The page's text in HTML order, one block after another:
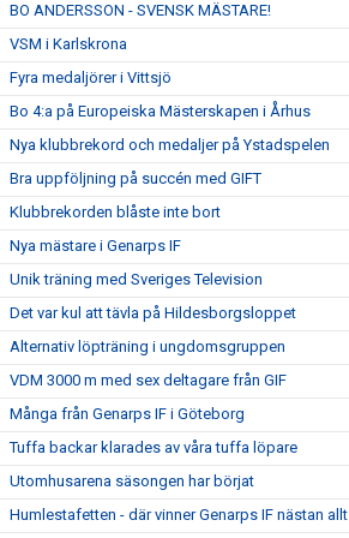
BO ANDERSSON - SVENSK MÄSTARE!
VSM i Karlskrona
Fyra medaljörer i Vittsjö
Bo 4:a på Europeiska Mästerskapen i Århus
Nya klubbrekord och medaljer på Ystadspelen
Bra uppföljning på succén med GIFT
Klubbrekorden blåste inte bort
Nya mästare i Genarps IF
Unik träning med Sveriges Television
Det var kul att tävla på Hildesborgsloppet
Alternativ löpträning i ungdomsgruppen
VDM 3000 m med sex deltagare från GIF
Många från Genarps IF i Göteborg
Tuffa backar klarades av våra tuffa löpare
Utomhusarena säsongen har börjat
Humlestafetten - där vinner Genarps IF nästan allt